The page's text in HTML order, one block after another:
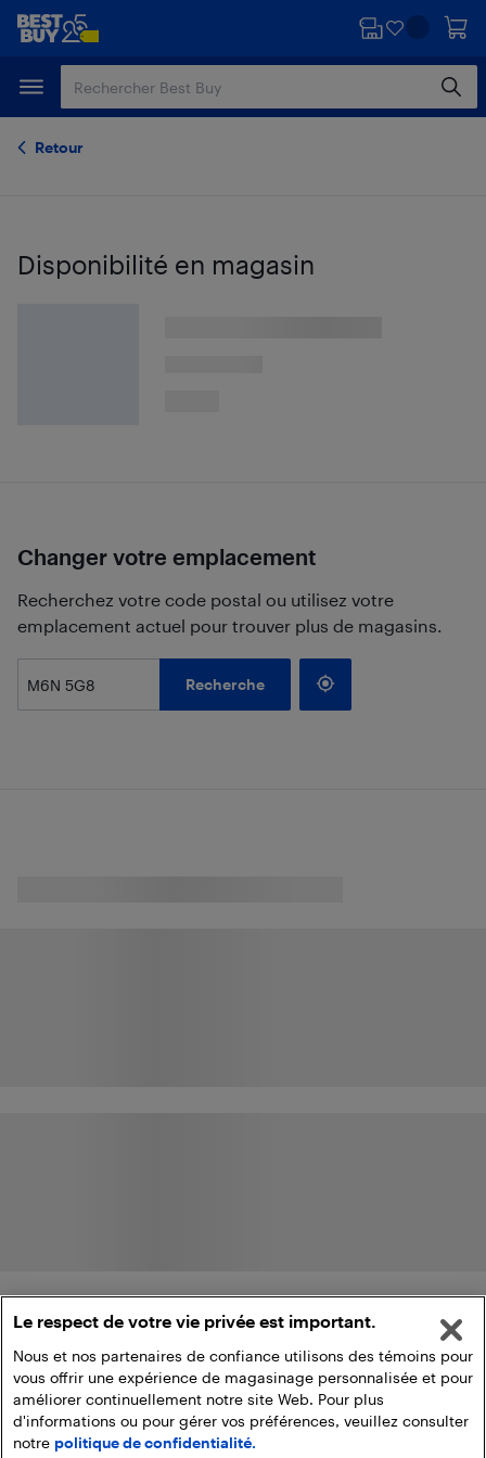
Passer
principal
Passer
Retour
Disponibilité en magasin
Changer votre emplacement
Recherchez votre code postal ou utilisez votre
emplacement actuel pour trouver plus de magasins.
Recherche
Le respect de votre vie privée est important.
Nous et nos partenaires de confiance utilisons des témoins pour
vous offrir une expérience de magasinage personnalisée et pour
améliorer continuellement notre site Web. Pour plus
d'informations ou pour gérer vos préférences, veuillez consulter
notre politique de confidentialité.